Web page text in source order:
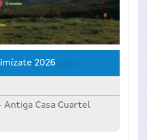
2026
Antiga Casa Cuartel